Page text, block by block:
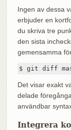
Ingen av dessa
erbjuder en
du skriva tre
den sista
gemensamma
$ git diff
Det visar exakt
delade
användbar
Integrera